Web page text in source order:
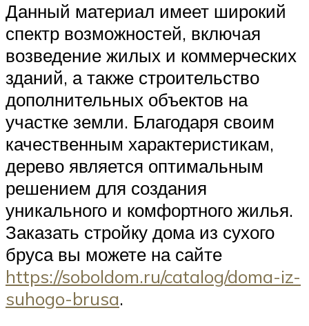
Данный материал имеет широкий
спектр возможностей, включая
возведение жилых и коммерческих
зданий, а также строительство
дополнительных объектов на
участке земли. Благодаря своим
качественным характеристикам,
дерево является оптимальным
решением для создания
уникального и комфортного жилья.
Заказать стройку дома из сухого
бруса вы можете на сайте
https://soboldom.ru/catalog/doma-iz-
suhogo-brusa.